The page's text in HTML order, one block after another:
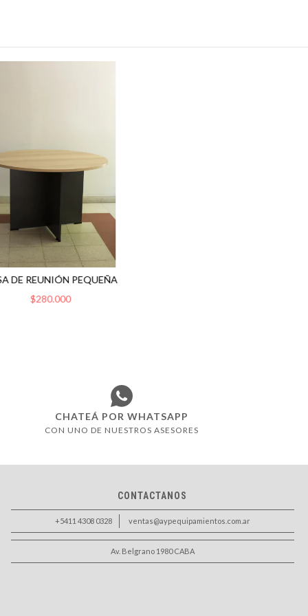
DE REUNIÓN PEQUEÑA
$280.000
CHATEÁ POR WHATSAPP
CON UNO DE NUESTROS ASESORES
CONTACTANOS
+5411 4308 0328 ventas@aypequipamientos.com.ar
Av. Belgrano 1980 CABA